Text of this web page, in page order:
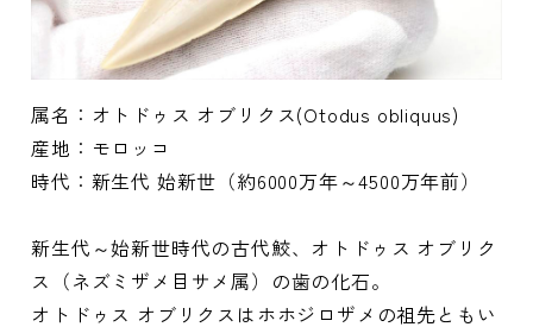
属名：オトドゥス オブリクス(Otodus obliquus)
産地：モロッコ
時代：新生代 始新世（約6000万年～4500万年前）
新生代～始新世時代の古代鮫、オトドゥス オブリク
ス（ネズミザメ目サメ属）の歯の化石。
オトドゥス オブリクスはホホジロザメの祖先ともい